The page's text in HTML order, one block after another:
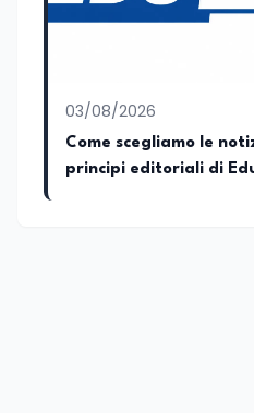
03/08/2026
Come scegliamo le
principi editoriali di